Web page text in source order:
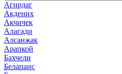
Агирдаг
Акдених
Акчичек
Алагади
Алсанжак
Арапкой
Бахчели
Белапаис